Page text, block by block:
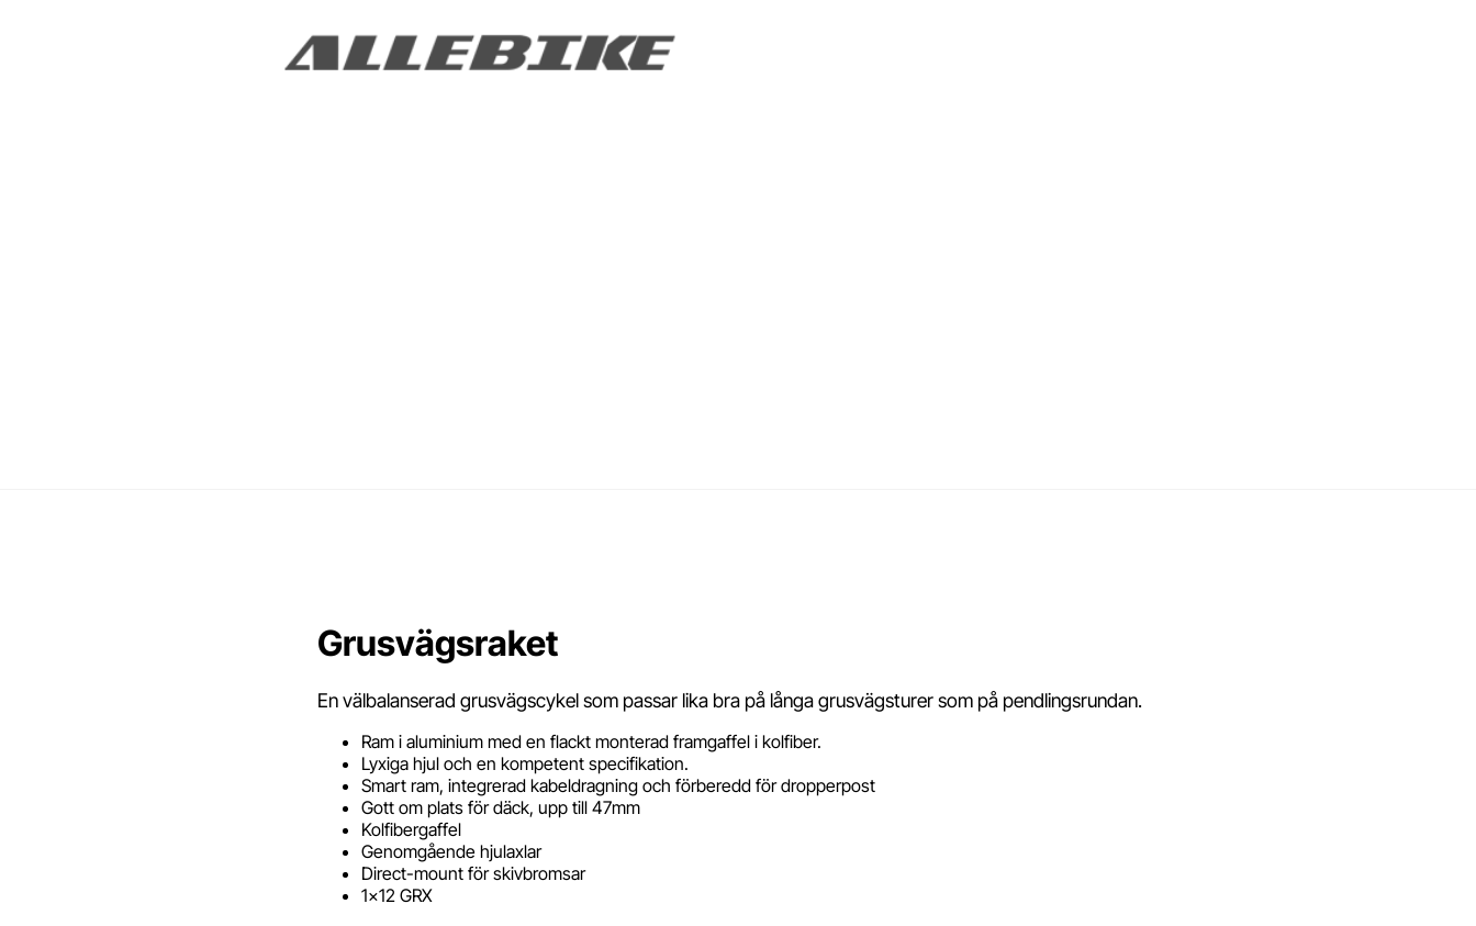
Grusvägsraket
En välbalanserad grusvägscykel som passar lika bra på långa grusvägsturer som på pendlingsrundan.
Ram i aluminium med en flackt monterad framgaffel i kolfiber.
Lyxiga hjul och en kompetent specifikation.
Smart ram, integrerad kabeldragning och förberedd för dropperpost
Gott om plats för däck, upp till 47mm
Kolfibergaffel
Genomgående hjulaxlar
Direct-mount för skivbromsar
1x12 GRX